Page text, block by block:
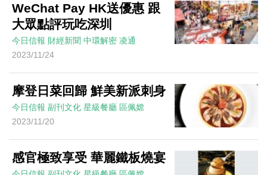
WeChat Pay HK送優惠 跟
大眾點評玩吃深圳
今日信報 財經新聞 中環解密 凌通
2023/11/24
摩登日菜回歸 鮮美新派刺身
今日信報 副刊文化 星級餐廳 區佩嫦
2023/11/20
感官極致享受 華麗鐵板燒宴